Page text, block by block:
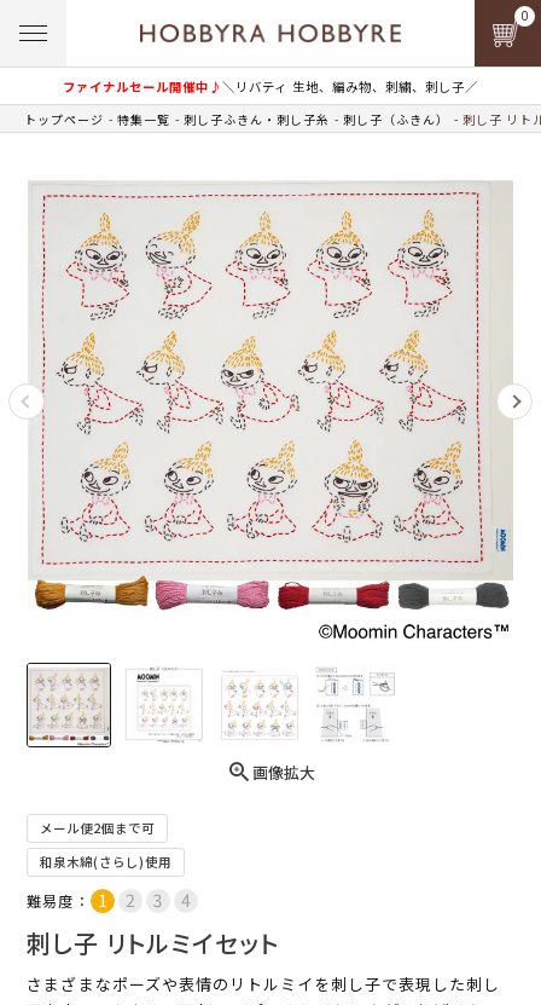
ファイナルセール開催中♪＼リバティ 生地、編み物、刺繍、刺し子／
0
トップページ 特集一覧 刺し子ふきん・刺し子糸 刺し子（ふきん） 刺し子 リト
画像拡大
メール便2個まで可
和泉木綿(さらし)使用
難易度：
刺し子 リトルミイセット
さまざまなポーズや表情のリトルミイを刺し子で表現した刺し